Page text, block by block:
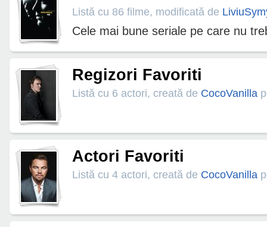
Listă cu 86 filme, modificată de
Cele mai bune seriale pe care nu
Regizori Favoriti
Listă cu 6 actori, creată de CocoVanilla
Actori Favoriti
Listă cu 4 actori, creată de CocoVanilla